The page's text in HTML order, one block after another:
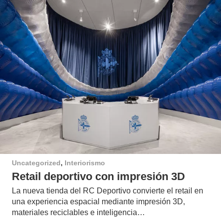
Uncategorized, Interiorismo
Retail deportivo con impresión 3D
La nueva tienda del RC Deportivo convierte el retail en
una experiencia espacial mediante impresión 3D,
materiales reciclables e inteligencia…